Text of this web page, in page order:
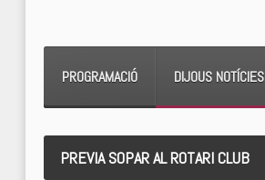
PROGRAMACIÓ DIJOUS NOTÍCIES
PREVIA SOPAR AL ROTARI CLUB